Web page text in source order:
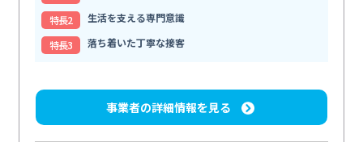
特⻑2
生活を支える専門意識
特⻑3
落ち着いた丁寧な接客
事業者の詳細情報を見る